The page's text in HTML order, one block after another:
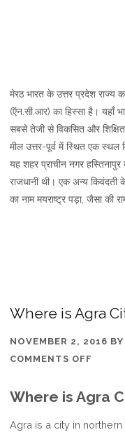
मेरठ भारत के उत्तर प्रदेश राज्य
(ऍन.सी.आर) का हिस्सा है। यहाँ
सबसे तेजी से विकसित और
मील उत्तर-पूर्व में स्थित एक स्थल
यह शहर प्राचीन नगर
राजधानी थी। एक अन्य
का नाम मयराष्ट्र पड़ा, जैसा की
Where is Agra
NOVEMBER 2, 2016 BY
COMMENTS OFF
IS
CITY
Where is Agra
Agra is a city in northern